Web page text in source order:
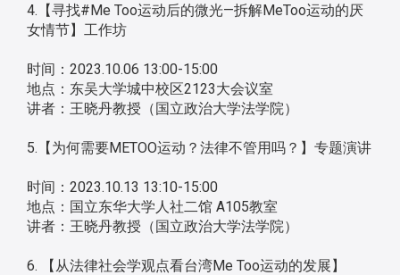
4.【寻找#Me Too运动后的微光—拆解MeToo运动的厌
女情节】工作坊
时间：2023.10.06 13:00-15:00
地点：东吴大学城中校区2123大会议室
讲者：王晓丹教授（国立政治大学法学院）
5.【为何需要METOO运动？法律不管用吗？】专题演讲
时间：2023.10.13 13:10-15:00
地点：国立东华大学人社二馆 A105教室
讲者：王晓丹教授（国立政治大学法学院）
6. 【从法律社会学观点看台湾Me Too运动的发展】